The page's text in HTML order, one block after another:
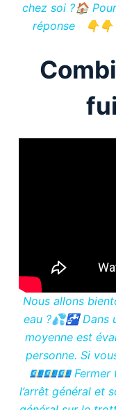
chez soi ?🏠
réponse
Nous allons
eau ?💦🚰 Dans
moyenne est
personne. Si
💶💶💶 Fermer
l’arrêt général et